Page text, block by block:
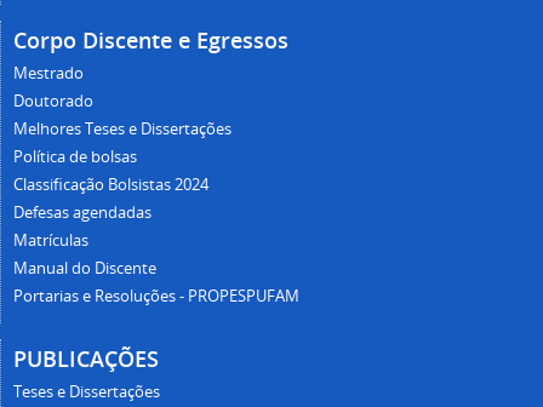
Corpo Discente e Egressos
Mestrado
Doutorado
Melhores Teses e Dissertações
Política de bolsas
Classificação Bolsistas 2024
Defesas agendadas
Matrículas
Manual do Discente
Portarias e Resoluções - PROPESPUFAM
PUBLICAÇÕES
Teses e Dissertações